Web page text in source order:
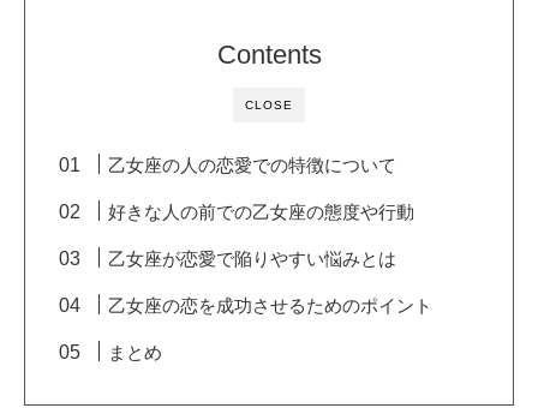
CLOSE
Contents
乙女座の人の恋愛での特徴について
好きな人の前での乙女座の態度や行動
乙女座が恋愛で陥りやすい悩みとは
乙女座の恋を成功させるためのポイント
まとめ